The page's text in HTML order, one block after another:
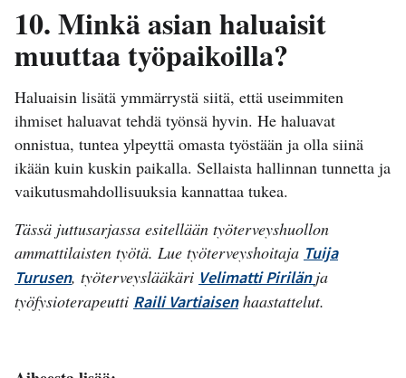
10. Minkä asian haluaisit
muuttaa työpaikoilla?
Haluaisin lisätä ymmärrystä siitä, että useimmiten
ihmiset haluavat tehdä työnsä hyvin. He haluavat
onnistua, tuntea ylpeyttä omasta työstään ja olla siinä
ikään kuin kuskin paikalla. Sellaista hallinnan tunnetta ja
vaikutusmahdollisuuksia kannattaa tukea.
Tässä juttusarjassa esitellään työterveyshuollon
ammattilaisten työtä. Lue työterveyshoitaja Tuija
Turusen, työterveyslääkäri Velimatti Pirilänja
työfysioterapeutti Raili Vartiaisenhaastattelut.